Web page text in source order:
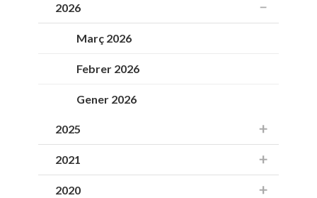
2026
Març 2026
Febrer 2026
Gener 2026
2025
2021
2020